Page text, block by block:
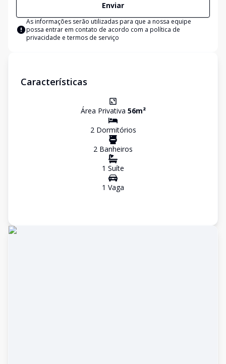
Enviar
As informações serão utilizadas para que a nossa equipe
possa entrar em contato de acordo com a política de
privacidade e termos de serviço
Características
Área Privativa 56m²
2Dormitórios
2 Banheiros
1 Suíte
1 Vaga